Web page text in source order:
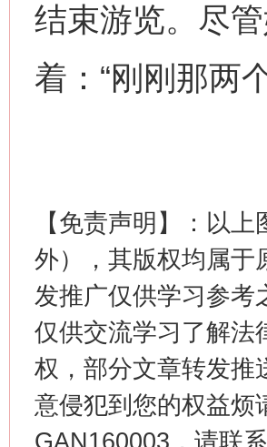
结束游览。尽
着：“刚刚那两
【免责声明】：以
外），其版权均属于
发推广仅供学习参考
仅供交流学习了解法
权，部分文章转发推
意侵犯到您的权益烦
GAN160003，请联
这是一记警钟！